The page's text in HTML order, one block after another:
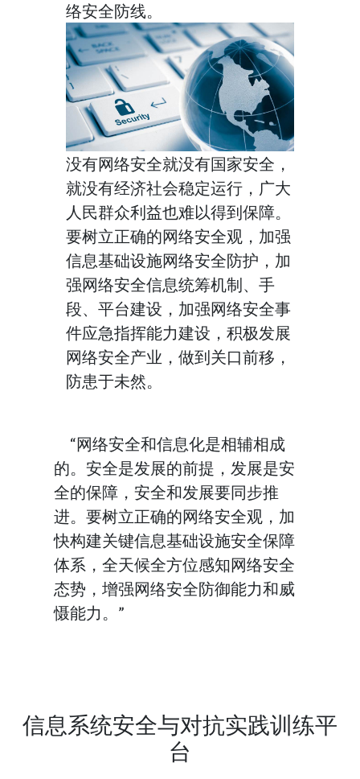
络安全防线。
没有网络安全就没有国家安全，
就没有经济社会稳定运行，广大
人民群众利益也难以得到保障。
要树立正确的网络安全观，加强
信息基础设施网络安全防护，加
强网络安全信息统筹机制、手
段、平台建设，加强网络安全事
件应急指挥能力建设，积极发展
网络安全产业，做到关口前移，
防患于未然。
“网络安全和信息化是相辅相成
的。安全是发展的前提，发展是安
全的保障，安全和发展要同步推
进。要树立正确的网络安全观，加
快构建关键信息基础设施安全保障
体系，全天候全方位感知网络安全
态势，增强网络安全防御能力和威
慑能力。”
信息系统安全与对抗实践训练平
台